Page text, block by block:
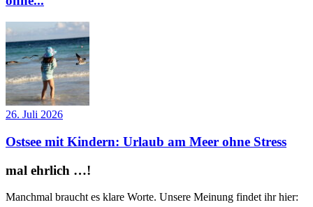
26. Juli 2026
Ostsee mit Kindern: Urlaub am Meer ohne Stress
mal ehrlich …!
Manchmal braucht es klare Worte. Unsere Meinung findet ihr hier: